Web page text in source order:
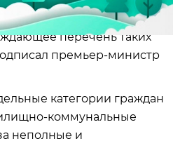
перечень таких
премьер-министр
категории граждан
коммунальные
неполные и